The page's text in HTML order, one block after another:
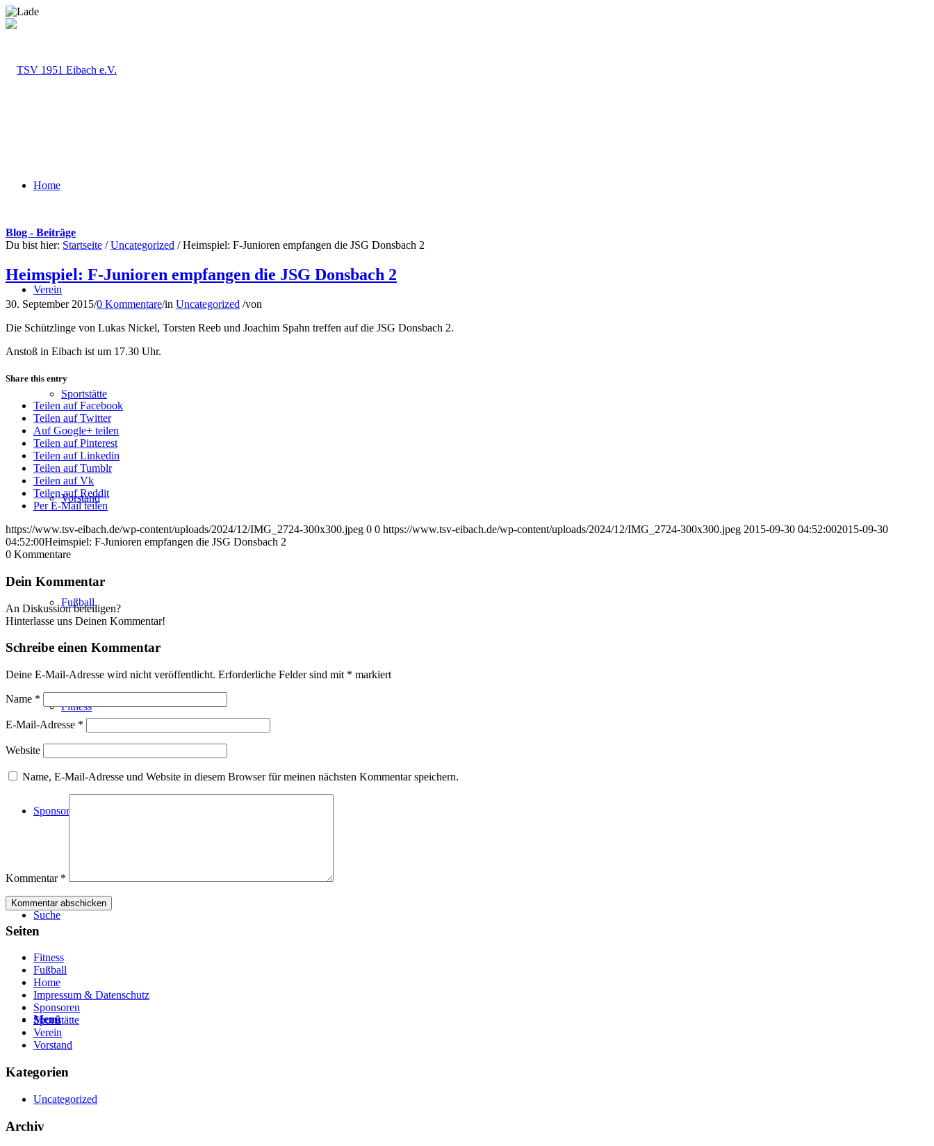
Home
Verein
Sportstätte
Vorstand
Fußball
Fitness
Sponsoren
Suche
Menü
Blog - Beiträge
Du bist hier: Startseite / Uncategorized / Heimspiel: F-Junioren empfangen die JSG Donsbach 2
Heimspiel: F-Junioren empfangen die JSG Donsbach 2
30. September 2015/0 Kommentare/in Uncategorized /von
Die Schützlinge von Lukas Nickel, Torsten Reeb und Joachim Spahn treffen auf die JSG Donsbach 2.
Anstoß in Eibach ist um 17.30 Uhr.
Share this entry
Teilen auf Facebook
Teilen auf Twitter
Auf Google+ teilen
Teilen auf Pinterest
Teilen auf Linkedin
Teilen auf Tumblr
Teilen auf Vk
Teilen auf Reddit
Per E-Mail teilen
https://www.tsv-eibach.de/wp-content/uploads/2024/12/IMG_2724-300x300.jpeg 0 0 https://www.tsv-eibach.de/wp-content/uploads/2024/12/IMG_2724-300x300.jpeg 2015-09-30 04:52:002015-09-30
04:52:00Heimspiel: F-Junioren empfangen die JSG Donsbach 2
0 Kommentare
Dein Kommentar
An Diskussion beteiligen?
Hinterlasse uns Deinen Kommentar!
Schreibe einen Kommentar
Deine E-Mail-Adresse wird nicht veröffentlicht. Erforderliche Felder sind mit * markiert
Name *
E-Mail-Adresse *
Website
Name, E-Mail-Adresse und Website in diesem Browser für meinen nächsten Kommentar speichern.
Kommentar *
Seiten
Fitness
Fußball
Home
Impressum & Datenschutz
Sponsoren
Sportstätte
Verein
Vorstand
Kategorien
Uncategorized
Archiv